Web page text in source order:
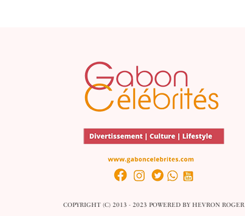
COPYRIGHT (C) 2013 - 2023 POWERED BYHEVRON ROGER